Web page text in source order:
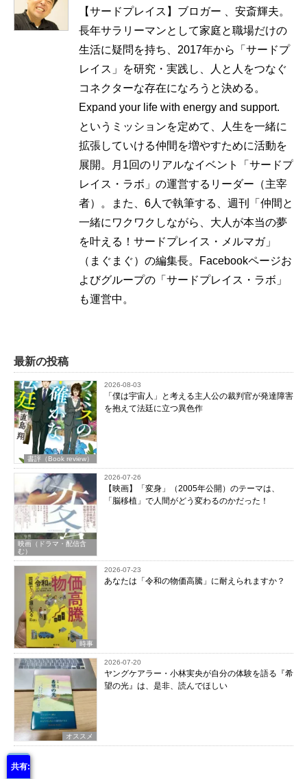
【サードプレイス】ブロガー 、安斎輝夫。
長年サラリーマンとして家庭と職場だけの
生活に疑問を持ち、2017年から「サードプ
レイス」を研究・実践し、人と人をつなぐ
コネクターな存在になろうと決める。
Expand your life with energy and support.
というミッションを定めて、人生を一緒に
拡張していける仲間を増やすために活動を
展開。月1回のリアルなイベント「サードプ
レイス・ラボ」の運営するリーダー（主宰
者）。また、6人で執筆する、週刊「仲間と
一緒にワクワクしながら、大人が本当の夢
を叶える！サードプレイス・メルマガ」
（まぐまぐ）の編集長。Facebookページお
よびグループの「サードプレイス・ラボ」
も運営中。
最新の投稿
書評（Book review）
2026-08-03
「僕は宇宙人」と考える主人公の裁判官が発達障害
を抱えて法廷に立つ異色作
映画（ドラマ・配信含
む）
2026-07-26
【映画】「変身」（2005年公開）のテーマは、
「脳移植」で人間がどう変わるのかだった！
時事
2026-07-23
あなたは「令和の物価高騰」に耐えられますか？
オススメ
2026-07-20
ヤングケアラー・小林実央が自分の体験を語る『希
望の光』は、是非、読んでほしい
共有: